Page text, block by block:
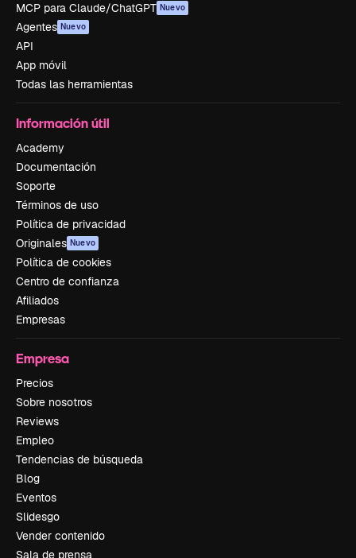
MCP para Claude/ChatGPT Nuevo
Agentes Nuevo
API
App móvil
Todas las herramientas
Información útil
Academy
Documentación
Soporte
Términos de uso
Política de privacidad
Originales Nuevo
Política de cookies
Centro de confianza
Afiliados
Empresas
Empresa
Precios
Sobre nosotros
Reviews
Empleo
Tendencias de búsqueda
Blog
Eventos
Slidesgo
Vender contenido
Sala de prensa